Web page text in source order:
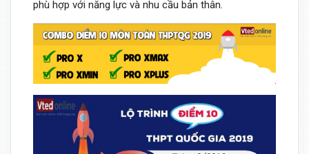
phù hợp với năng lực và nhu cầu bản thân.